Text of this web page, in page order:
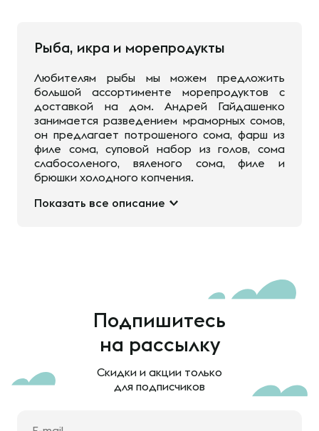
Рыба, икра и морепродукты
Любителям рыбы мы можем предложить
большой ассортименте морепродуктов с
доставкой на дом. Андрей Гайдашенко
занимается разведением мраморных сомов,
он предлагает потрошеного сома, фарш из
филе сома, суповой набор из голов, сома
слабосоленого, вяленого сома, филе и
брюшки холодного копчения.
Показать все описание
Подпишитесь
на рассылку
Скидки и акции только
для подписчиков